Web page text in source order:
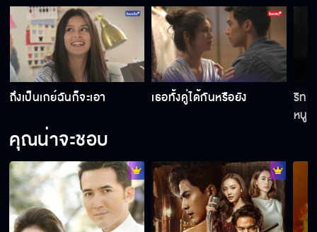
หนูเป็นตัวแทนของแม่
ในวันข้างหน้าคุณต้องดูแลตัวเองเมื่อไม่มีผม
คุณจะต้องเสียของรักเหมือนกับผม
ถึงเป็นเกย์ฉันก็จะเอา เธอทั้งคู่ได้กันหรือยัง
ริทจ
หนูเ
คุณน่าจะชอบ